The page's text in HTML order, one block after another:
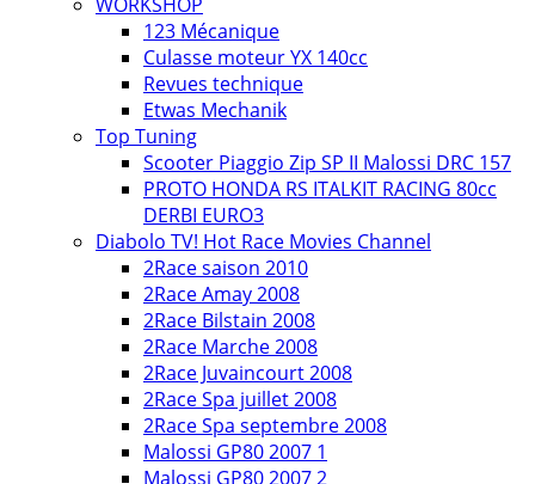
123 Mécanique
Culasse moteur YX 140cc
Revues technique
Etwas Mechanik
Top Tuning
Scooter Piaggio Zip SP II Malossi DRC 157
PROTO HONDA RS ITALKIT RACING 80cc
DERBI EURO3
Diabolo TV! Hot Race Movies Channel
2Race saison 2010
2Race Amay 2008
2Race Bilstain 2008
2Race Marche 2008
2Race Juvaincourt 2008
2Race Spa juillet 2008
2Race Spa septembre 2008
Malossi GP80 2007 1
Malossi GP80 2007 2